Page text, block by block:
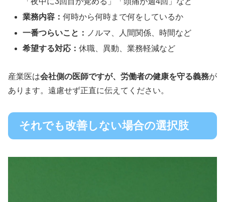
業務内容：何時から何時まで何をしているか
一番つらいこと： ノルマ、人間関係、時間など
希望する対応：休職、異動、業務軽減など
産業医は会社側の医師ですが、労働者の健康を守る義務が
あります。遠慮せず正直に伝えてください。
それでも改善しない場合の選択肢